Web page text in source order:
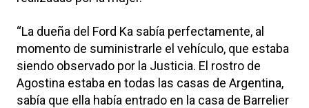
“La dueña del Ford Ka sabía perfectamente, al
momento de suministrarle el vehículo, que estaba
siendo observado por la Justicia. El rostro de
Agostina estaba en todas las casas de Argentina,
sabía que ella había entrado en la casa de Barrelier